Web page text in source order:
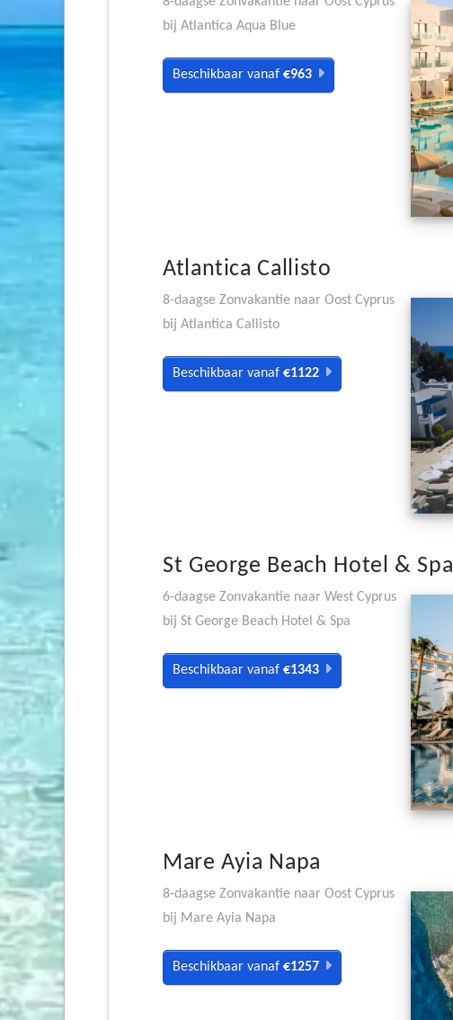
bij Atlantica Aqua Blue
Beschikbaar vanaf €963
Atlantica Callisto
8-daagse Zonvakantie naar Oost Cyprus
bij Atlantica Callisto
Beschikbaar vanaf €1122
St George Beach Hotel & Spa
6-daagse Zonvakantie naar West Cyprus
bij St George Beach Hotel & Spa
Beschikbaar vanaf €1343
Mare Ayia Napa
8-daagse Zonvakantie naar Oost Cyprus
bij Mare Ayia Napa
Beschikbaar vanaf €1257